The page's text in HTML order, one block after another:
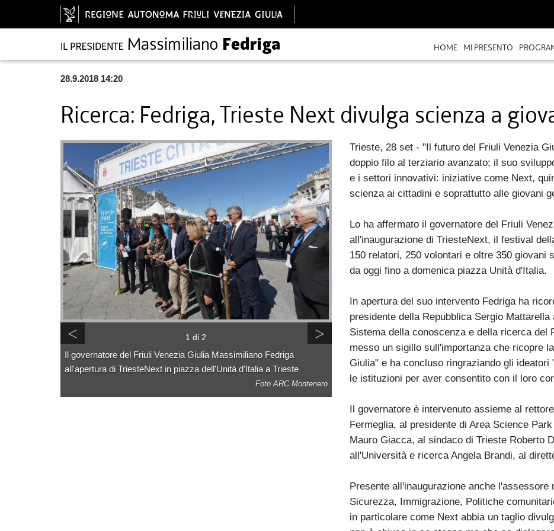
HOME MI PRESENTO
28.9.2018 14:20
Ricerca: Fedriga, Trieste Next divulga scienza a
< 1 di 2 >
Il governatore del Friuli Venezia Giulia Massimiliano Fedriga
all'apertura di TriesteNext in piazza dell'Unità d'Italia a Trieste
Foto ARC Montenero
Trieste, 28 set - "Il futuro del Friuli Venezia
doppio filo al terziario avanzato; il suo
e i settori innovativi: iniziative come Next,
scienza ai cittadini e soprattutto alle giovani
Lo ha affermato il governatore del Friuli
all'inaugurazione di TriesteNext, il festival
150 relatori, 250 volontari e oltre 350 giovani
da oggi fino a domenica piazza Unità d'Italia.
In apertura del suo intervento Fedriga ha
presidente della Repubblica Sergio
Sistema della conoscenza e della ricerca del
messo un sigillo sull'importanza che ricopre
Giulia" e ha concluso ringraziando gli
le istituzioni per aver consentito con il loro
Il governatore è intervenuto assieme al
Fermeglia, al presidente di Area Science
Mauro Giacca, al sindaco di Trieste Roberto
all'Università e ricerca Angela Brandi, al
Presente all'inaugurazione anche l'assessore
Sicurezza, Immigrazione, Politiche
in particolare come Next abbia un taglio